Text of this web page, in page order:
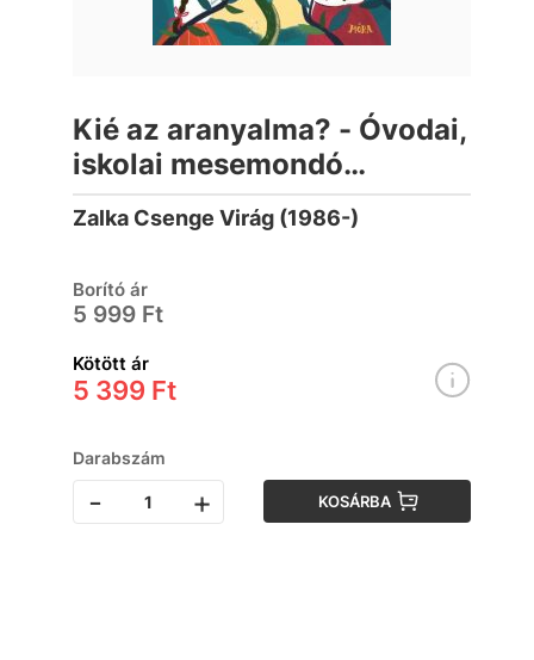
Kié az aranyalma? - Óvodai,
iskolai mesemondó
versenyekre
Zalka Csenge Virág (1986-)
Borító ár
5 999 Ft
Kötött ár
5 399 Ft
Darabszám
- + KOSÁRBA